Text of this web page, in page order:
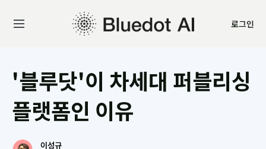
로그인
'블루닷'이 차세대 퍼블리싱
플랫폼인 이유
이성규